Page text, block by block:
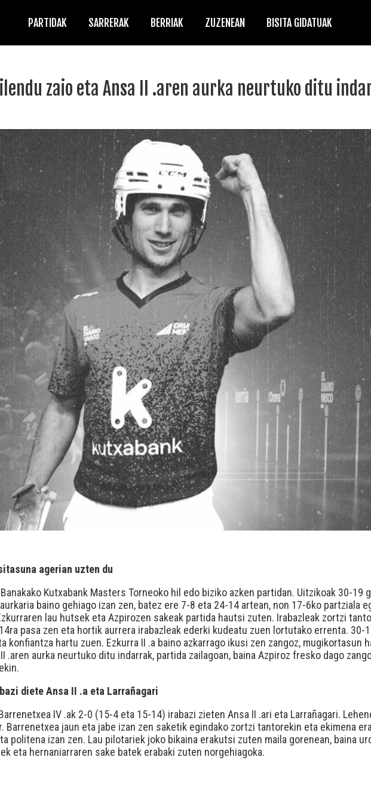
PARTIDAK SARRERAK BERRIAK ZUZENEAN BISITA GIDATUAK
zaio eta Ansa II .aren aurka neurtuko ditu
agerian uzten du
Kutxabank Masters Torneoko hil edo biziko azken partidan. Uitzikoak 30-19
baino gehiago izan zen, batez ere 7-8 eta 24-14 artean, non 17-6ko partziala
lau hutsek eta Azpirozen sakeak partida hautsi zuten. Irabazleak zortzi
pasa zen eta hortik aurrera irabazleak ederki kudeatu zuen lortutako errenta. 30-
konfiantza hartu zuen. Ezkurra II .a baino azkarrago ikusi zen zangoz, mugikortasun
.aren aurka neurtuko ditu indarrak, partida zailagoan, baina Azpiroz fresko dago
diete Ansa II .a eta Larrañagari
IV .ak 2-0 (15-4 eta 15-14) irabazi zieten Ansa II .ari eta Larrañagari.
Barrenetxea jaun eta jabe izan zen saketik egindako zortzi tantorekin eta ekimena
politena izan zen. Lau pilotariek joko bikaina erakutsi zuten maila gorenean, baina
eta hernaniarraren sake batek erabaki zuten norgehiagoka.